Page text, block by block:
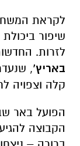
לקראת
שיפור
לזרות.
באריץ’,
קלה וצפויה
הפועל באר
הקבוצה